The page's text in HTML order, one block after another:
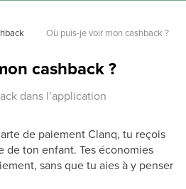
Où puis-je voir mon cashback ?
cashback ?
dans l’application
de paiement Clanq, tu reçois
de ton enfant. Tes économies
sans que tu aies à y penser